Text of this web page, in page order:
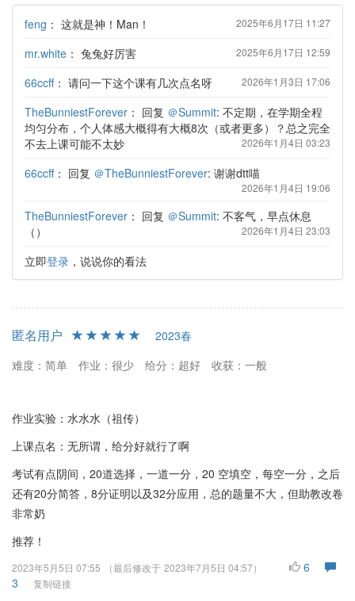
feng ： 这就是神！Man！ 2025年6月17日 11:27
mr.white ： 兔兔好厉害 2025年6月17日 12:59
66ccff： 请问一下这个课有几次点名呀 2026年1月3日 17:06
TheBunniestForever ： 回复 ＠Summit: 不定期，在学期全程
均匀分布，个人体感大概得有大概8次（或者更多）？总之完全
不去上课可能不太妙
2026年1月4日 03:23
66ccff： 回复 ＠TheBunniestForever: 谢谢dtt喵
2026年1月4日 19:06
TheBunniestForever ： 回复 ＠Summit: 不客气，早点休息
（）
2026年1月4日 23:03
立即登录 ，说说你的看法
匿名用户
2023春
难度：简单
作业：很少 给分：超好 收获：一般
作业实验：水水水（祖传）
上课点名：无所谓，给分好就行了啊
考试有点阴间，20道选择，一道一分，20 空填空，每空一分，之后
还有20分简答，8分证明以及32分应用，总的题量不大，但助教改卷
非常奶
推荐！
2023年5月5日 07:55 （最后修改于 2023年7月5日 04:57）
6
3
复制链接